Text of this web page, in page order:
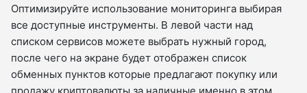
Оптимизируйте использование мониторинга выбирая
все доступные инструменты. В левой части над
списком сервисов можете выбрать нужный город,
после чего на экране будет отображен список
обменных пунктов которые предлагают покупку или